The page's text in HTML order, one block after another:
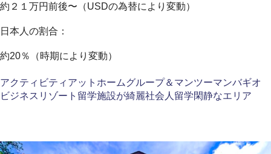
約２１万円前後〜（USDの為替により変動）
日本人の割合：
約20％（時期により変動）
アクティビティ アットホームグループ＆マンツーマンバギオ
ビジネス リゾート留学施設が綺麗社会人留学閑静なエリア